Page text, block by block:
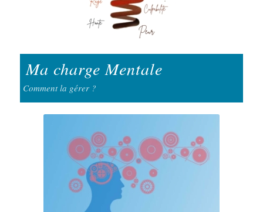
Ma charge Mentale
Comment la gérer ?